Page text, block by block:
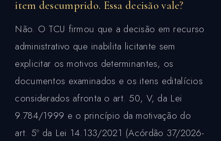
item descumprido. Essa decisão vale?
Não. O TCU firmou que a decisão em recurso
administrativo que inabilita licitante sem
explicitar os motivos determinantes, os
documentos examinados e os itens editalícios
considerados afronta o art. 50, V, da Lei
9.784/1999 e o princípio da motivação do
art. 5º da Lei 14.133/2021 (Acórdão 37/2026-